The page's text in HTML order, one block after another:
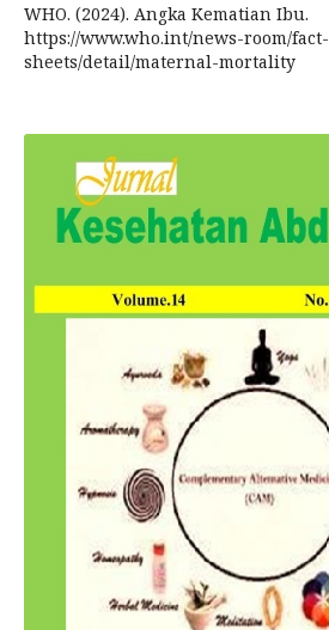
WHO. (2024). Angka Kematian Ibu.
https://www.who.int/news-room/fact-
sheets/detail/maternal-mortality